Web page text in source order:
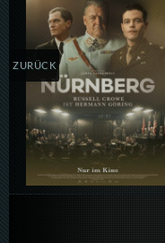
Details,Play
ZURÜCK